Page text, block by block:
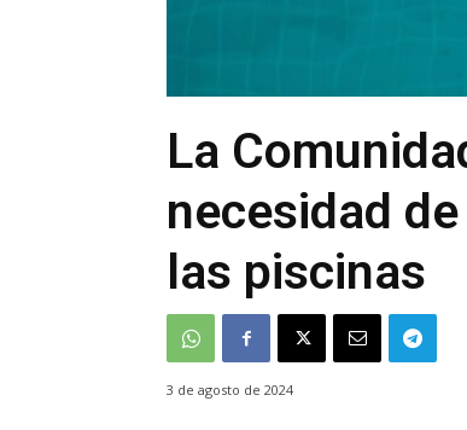
La
necesidad
las piscinas
3 de agosto de 2024